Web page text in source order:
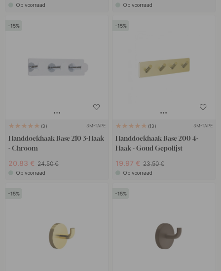
Op voorraad Op voorraad
15
3 3M-TAPE
Handdoekhaak Base 210 3-Haak
- Chroom
20.83 € 24.50 €
Op voorraad
15
13 3M-TAPE
Handdoekhaak Base 200 4-
Haak - Goud Gepolijst
19.97 € 23.50 €
Op voorraad
15 15